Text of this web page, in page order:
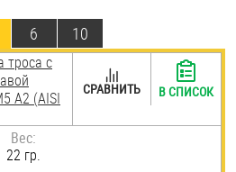
6 10
троса с
А2 (AISI
Вес:
22 гр.
СРАВНИТЬ В СПИСОК